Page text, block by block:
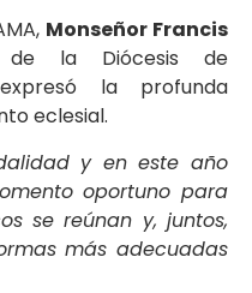
Monseñor Francis
la Diócesis de
la profunda
eclesial.
y en este año
oportuno para
se reúnan y, juntos,
más adecuadas